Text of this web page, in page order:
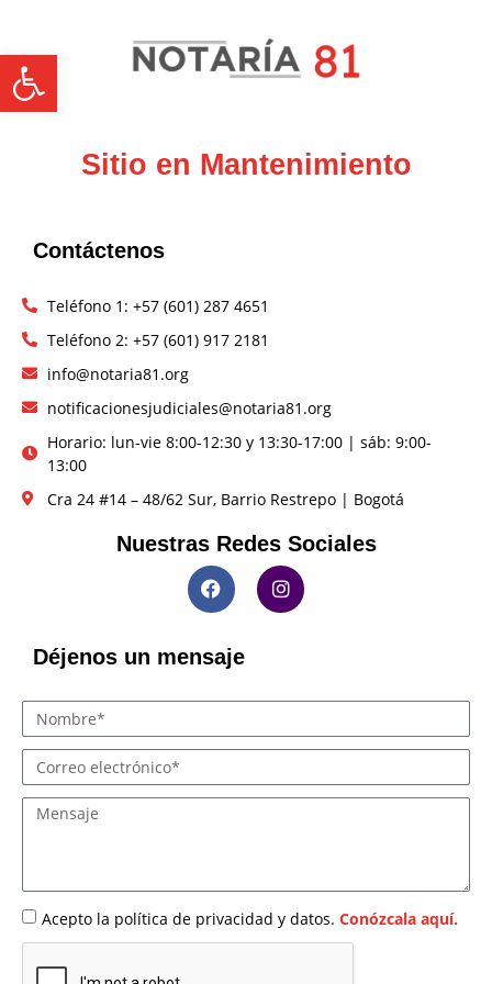
Abrir barra de herramientas
Sitio en Mantenimiento
Déjenos un mensaje
Acepto la política de privacidad y datos. Conózcala aquí.
Contáctenos
Teléfono 1: +57 (601) 287 4651
Teléfono 2: +57 (601) 917 2181
info@notaria81.org
notificacionesjudiciales@notaria81.org
Horario: lun-vie 8:00-12:30 y 13:30-17:00 | sáb: 9:00-
13:00
Cra 24 #14 – 48/62 Sur, Barrio Restrepo | Bogotá
Nuestras Redes Sociales